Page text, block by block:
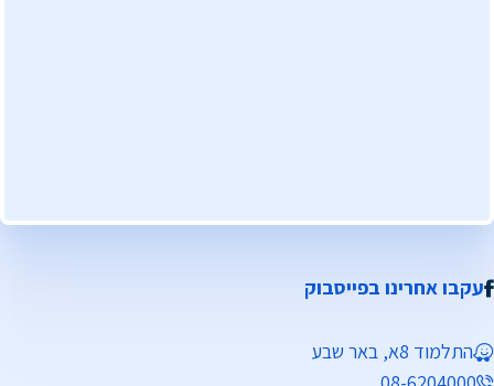
עקבו אחרינו בפייסבוק
התלמוד 8א, באר שבע